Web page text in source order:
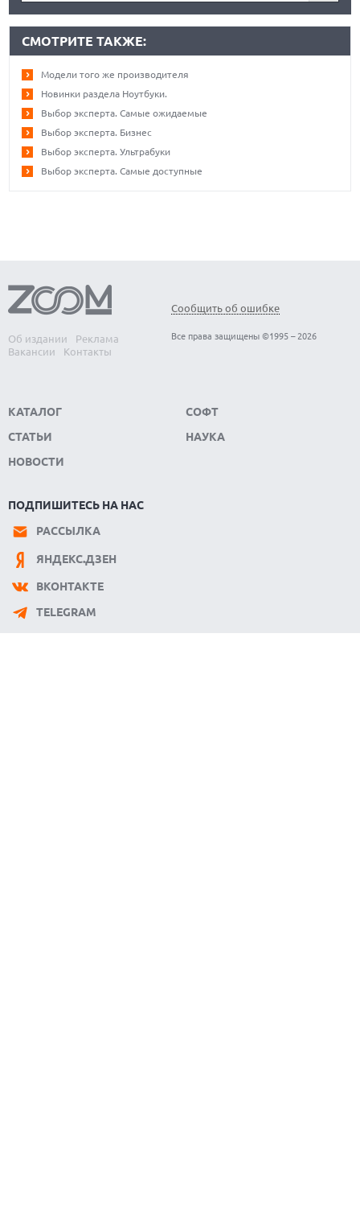
СМОТРИТЕ ТАКЖЕ:
Модели того же производителя
Новинки раздела Ноутбуки.
Выбор эксперта. Самые ожидаемые
Выбор эксперта. Бизнес
Выбор эксперта. Ультрабуки
Выбор эксперта. Самые доступные
Об издании
Реклама
Вакансии
Контакты
Сообщить об ошибке
Все права защищены ©1995 – 2026
КАТАЛОГ
СТАТЬИ
НОВОСТИ
СОФТ
НАУКА
ПОДПИШИТЕСЬ НА НАС
РАССЫЛКА
ЯНДЕКС.ДЗЕН
ВКОНТАКТЕ
TELEGRAM